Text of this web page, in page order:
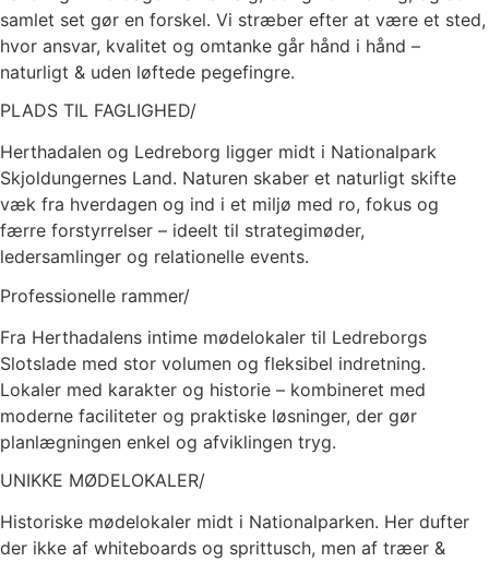
samlet set gør en forskel. Vi stræber efter at være et sted,
hvor ansvar, kvalitet og omtanke går hånd i hånd –
naturligt & uden løftede pegefingre.
PLADS TIL FAGLIGHED/
Herthadalen og Ledreborg ligger midt i Nationalpark
Skjoldungernes Land. Naturen skaber et naturligt skifte
væk fra hverdagen og ind i et miljø med ro, fokus og
færre forstyrrelser – ideelt til strategimøder,
ledersamlinger og relationelle events.
Professionelle rammer/
Fra Herthadalens intime mødelokaler til Ledreborgs
Slotslade med stor volumen og fleksibel indretning.
Lokaler med karakter og historie – kombineret med
moderne faciliteter og praktiske løsninger, der gør
planlægningen enkel og afviklingen tryg.
UNIKKE MØDELOKALER/
Historiske mødelokaler midt i Nationalparken. Her dufter
der ikke af whiteboards og sprittusch, men af træer &